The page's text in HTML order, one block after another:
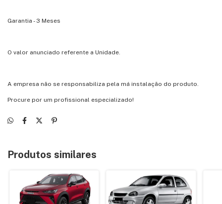
Garantia - 3 Meses
O valor anunciado referente a Unidade.
A empresa não se responsabiliza pela má instalação do produto.
Procure por um profissional especializado!
Produtos similares